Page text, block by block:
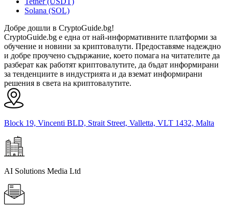
Solana (SOL)
Добре дошли в CryptoGuide.bg!
CryptoGuide.bg е една от най-информативните платформи за
обучение и новини за криптовалути. Предоставяме надеждно
и добре проучено съдържание, което помага на читателите да
разберат как работят криптовалутите, да бъдат информирани
за тенденциите в индустрията и да вземат информирани
решения в света на криптовалутите.
Block 19, Vincenti BLD, Strait Street, Valletta, VLT 1432, Malta
AI Solutions Media Ltd